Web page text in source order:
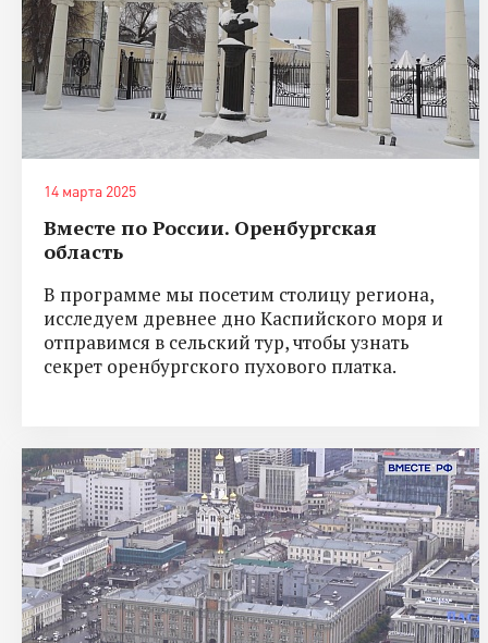
14 марта 2025
Вместе по России. Оренбургская
область
В программе мы посетим столицу региона,
исследуем древнее дно Каспийского моря и
отправимся в сельский тур, чтобы узнать
секрет оренбургского пухового платка.